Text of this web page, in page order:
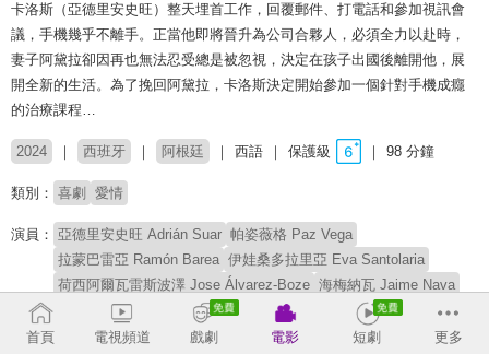
卡洛斯（亞德里安史旺）整天埋首工作，回覆郵件、打電話和參加視訊會
議，手機幾乎不離手。正當他即將晉升為公司合夥人，必須全力以赴時，
妻子阿黛拉卻因再也無法忍受總是被忽視，決定在孩子出國後離開他，展
開全新的生活。為了挽回阿黛拉，卡洛斯決定開始參加一個針對手機成癮
的治療課程…
2024 西班牙 阿根廷 西語 保護級 98 分鐘
類別： 喜劇 愛情
演員： 亞德里安史旺 Adrián Suar 帕姿薇格 Paz Vega
拉蒙巴雷亞 Ramón Barea 伊娃桑多拉里亞 Eva Santolaria
荷西阿爾瓦雷斯波澤 Jose Álvarez-Boze 海梅納瓦 Jaime Nava
亞歷杭德拉梅奧 Alejandra Mayo
切瑪特魯希略 Chema Trujillo
查蘿雷納 Charo Reina 迪亞戈波奇 Diego Poch
首頁 電視頻道 戲劇 電影 短劇 更多